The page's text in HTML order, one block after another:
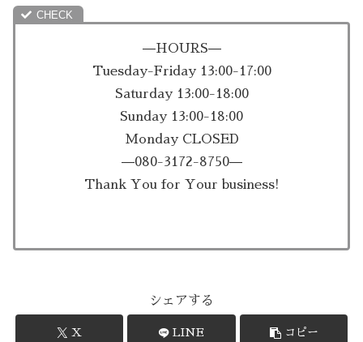
—HOURS—
Tuesday-Friday 13:00-17:00
Saturday 13:00-18:00
Sunday 13:00-18:00
Monday CLOSED
—080-3172-8750—
Thank You for Your business!
シェアする
X LINE コピー